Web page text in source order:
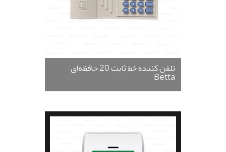
تلفن کننده خط ثابت 20 حافظه‌ای
Betta